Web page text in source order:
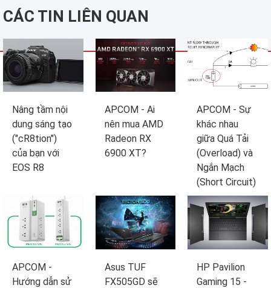
CÁC TIN LIÊN QUAN
Nâng tầm nội
dung sáng tạo
("cR8tion")
của bạn với
EOS R8
APCOM - Ai
nên mua AMD
Radeon RX
6900 XT?
APCOM - Sự
khác nhau
giữa Quá Tải
(Overload) và
Ngắn Mạch
(Short Circuit)
APCOM -
Hướng dẫn sử
Asus TUF
FX505GD sẽ
HP Pavilion
Gaming 15 -